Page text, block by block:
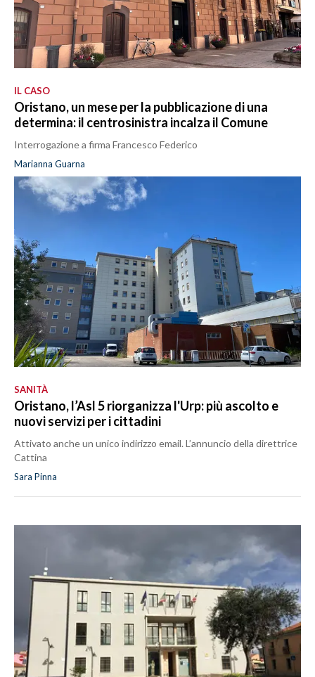
IL CASO
Oristano, un mese per la pubblicazione di una
determina: il centrosinistra incalza il Comune
Interrogazione a firma Francesco Federico
Marianna Guarna
SANITÀ
Oristano, l’Asl 5 riorganizza l'Urp: più ascolto e
nuovi servizi per i cittadini
Attivato anche un unico indirizzo email. L’annuncio della direttrice
Cattina
Sara Pinna